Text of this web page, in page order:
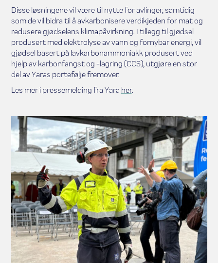
Disse løsningene vil være til nytte for avlinger, samtidig
som de vil bidra til å avkarbonisere verdikjeden for mat og
redusere gjødselens klimapåvirkning. I tillegg til gjødsel
produsert med elektrolyse av vann og fornybar energi, vil
gjødsel basert på lavkarbonammoniakk produsert ved
hjelp av karbonfangst og -lagring (CCS), utgjøre en stor
del av Yaras portefølje fremover.
Les mer i pressemelding fra Yara her.